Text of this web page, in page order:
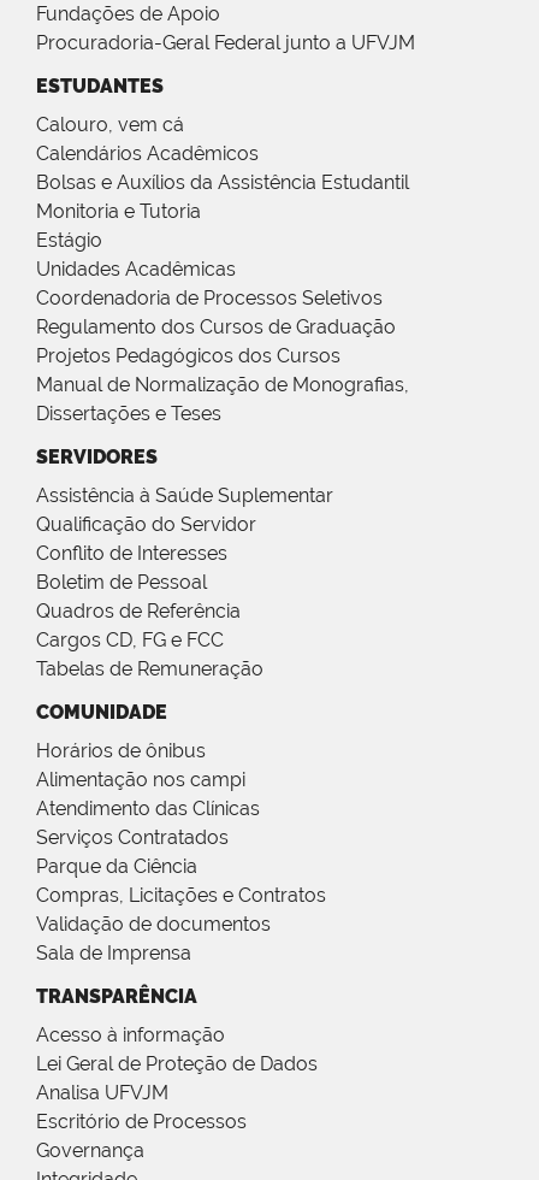
Fundações de Apoio
Procuradoria-Geral Federal junto a UFVJM
ESTUDANTES
Calouro, vem cá
Calendários Acadêmicos
Bolsas e Auxílios da Assistência Estudantil
Monitoria e Tutoria
Estágio
Unidades Acadêmicas
Coordenadoria de Processos Seletivos
Regulamento dos Cursos de Graduação
Projetos Pedagógicos dos Cursos
Manual de Normalização de Monografias,
Dissertações e Teses
SERVIDORES
Assistência à Saúde Suplementar
Qualificação do Servidor
Conflito de Interesses
Boletim de Pessoal
Quadros de Referência
Cargos CD, FG e FCC
Tabelas de Remuneração
COMUNIDADE
Horários de ônibus
Alimentação nos campi
Atendimento das Clínicas
Serviços Contratados
Parque da Ciência
Compras, Licitações e Contratos
Validação de documentos
Sala de Imprensa
TRANSPARÊNCIA
Acesso à informação
Lei Geral de Proteção de Dados
Analisa UFVJM
Escritório de Processos
Governança